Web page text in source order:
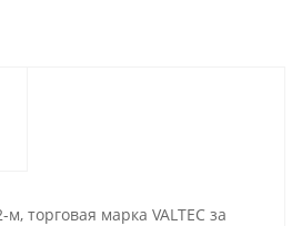
торговая марка VALTEC за